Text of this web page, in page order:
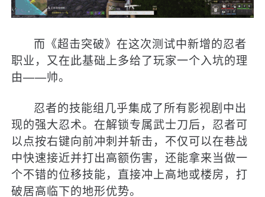
而《超击突破》在这次测试中新增的忍者
职业，又在此基础上多给了玩家一个入坑的理
由——帅。
忍者的技能组几乎集成了所有影视剧中出
现的强大忍术。在解锁专属武士刀后，忍者可
以点按右键向前冲刺并斩击，不仅可以在巷战
中快速接近并打出高额伤害，还能拿来当做一
个不错的位移技能，直接冲上高地或楼房，打
破居高临下的地形优势。